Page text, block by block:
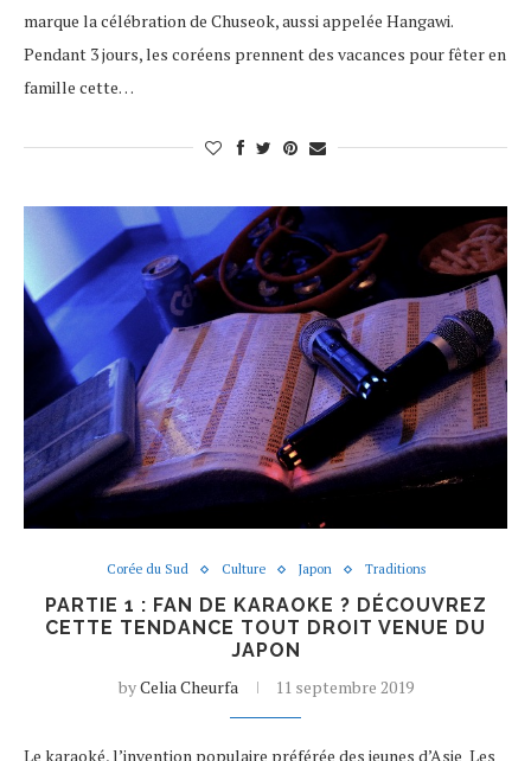
marque la célébration de Chuseok, aussi appelée Hangawi.
Pendant 3 jours, les coréens prennent des vacances pour fêter en
famille cette…
Corée du Sud Culture Japon Traditions
PARTIE 1 : FAN DE KARAOKE ? DÉCOUVREZ
CETTE TENDANCE TOUT DROIT VENUE DU
JAPON
byCelia Cheurfa 11 septembre 2019
Le karaoké, l’invention populaire préférée des jeunes d’Asie Les